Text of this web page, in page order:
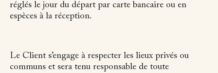
réglés le jour du départ par carte bancaire ou en
espèces à la réception.
Le Client s’engage à respecter les lieux privés ou
communs et sera tenu responsable de toute